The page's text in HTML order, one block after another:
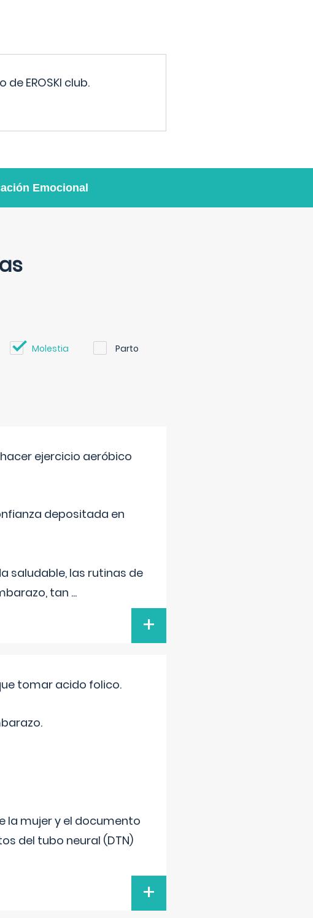
EROSKI club.
Emocional
Molestia Parto
ejercicio aeróbico
depositada en
saludable, las rutinas de
tan ...
+
tomar acido folico.
la mujer y el documento
del tubo neural (DTN)
+